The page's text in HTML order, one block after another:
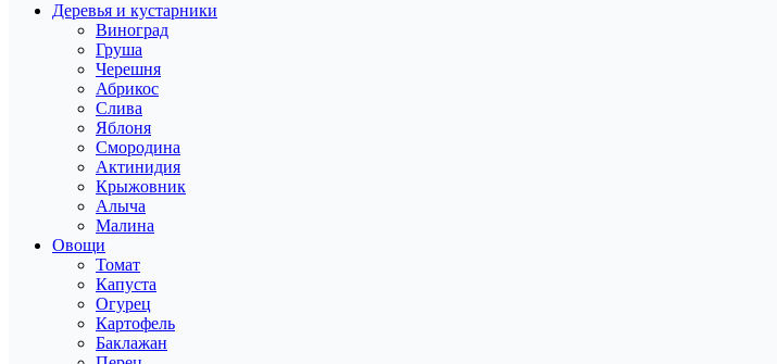
Деревья и кустарники
Виноград
Груша
Черешня
Абрикос
Слива
Яблоня
Смородина
Актинидия
Крыжовник
Алыча
Малина
Овощи
Томат
Капуста
Огурец
Картофель
Баклажан